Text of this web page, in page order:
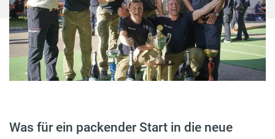
Was für ein packender Start in die neue